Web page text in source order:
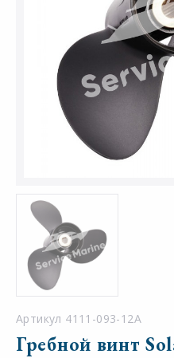
Артикул 4111-093-12A
Гребной винт